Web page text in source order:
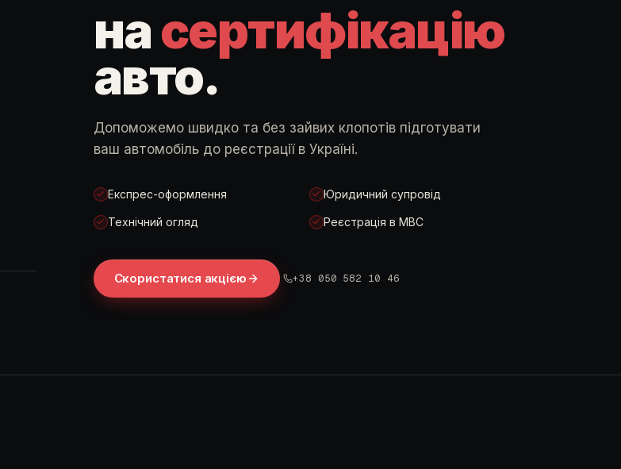
насертифікацію
авто.
Допоможемо швидко та без зайвих клопотів підготувати
ваш автомобіль до реєстрації в Україні.
Експрес-оформлення Юридичний супровід
Технічний огляд Реєстрація в МВС
Скористатися акцією +38 050 582 10 46